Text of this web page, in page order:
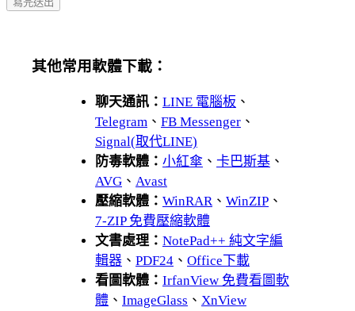
其他常用軟體下載：
聊天通訊： LINE 電腦板 、
Telegram 、 FB Messenger 、
Signal(取代LINE)
防毒軟體： 小紅傘 、 卡巴斯基 、
AVG 、 Avast
壓縮軟體： WinRAR 、 WinZIP 、
7-ZIP 免費壓縮軟體
文書處理： NotePad++ 純文字編
輯器 、 PDF24 、 Office下載
看圖軟體： IrfanView 免費看圖軟
體 、 ImageGlass 、 XnView